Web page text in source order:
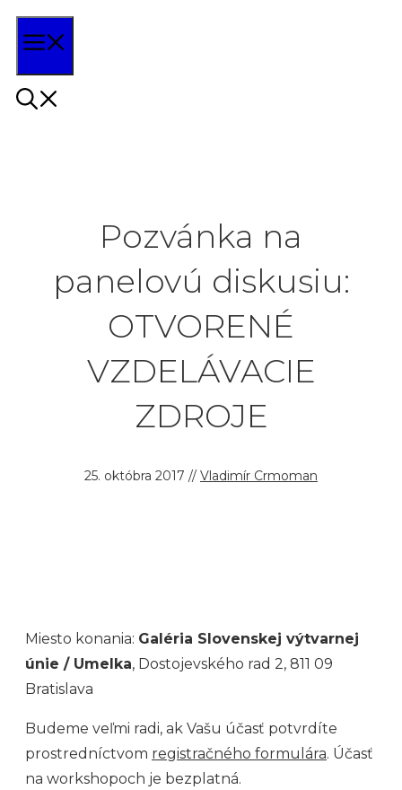
Preskočiť
na
Pozvánka na
panelovú diskusiu:
OTVORENÉ
VZDELÁVACIE
ZDROJE
25. októbra 2017 // Vladimír Crmoman
Miesto konania: Galéria Slovenskej výtvarnej
únie / Umelka, Dostojevského rad 2, 811 09
Bratislava
Budeme veľmi radi, ak Vašu účasť potvrdíte
prostredníctvom registračného formulára. Účasť
na workshopoch je bezplatná.